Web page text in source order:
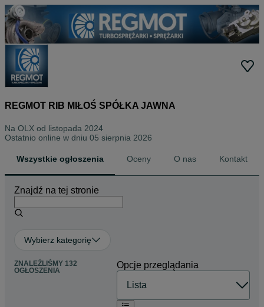
REGMOT RIB MIŁOŚ SPÓŁKA JAWNA
Na OLX od listopada 2024
Ostatnio online w dniu 05 sierpnia 2026
Wszystkie ogłoszenia Oceny O nas Kontakt
Znajdź na tej stronie
Wybierz kategorię
ZNALEŹLIŚMY 132
OGŁOSZENIA
Opcje przeglądania